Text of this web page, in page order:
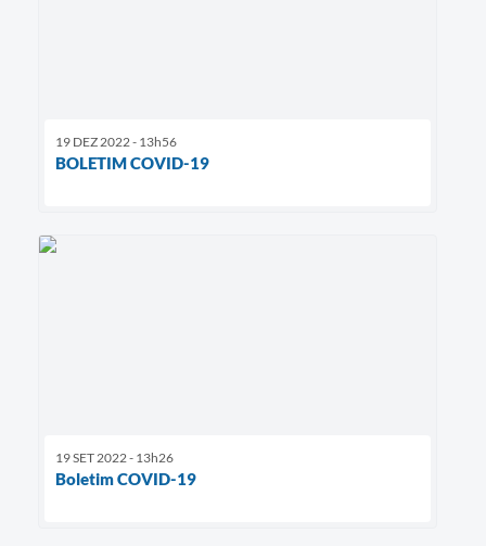
19 DEZ 2022 - 13h56
BOLETIM COVID-19
19 SET 2022 - 13h26
Boletim COVID-19